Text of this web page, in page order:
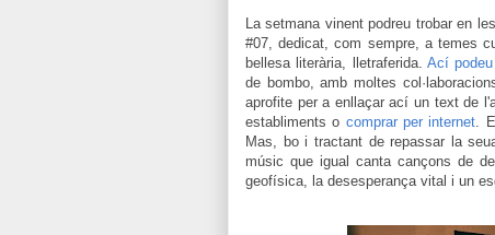
La setmana vinent podreu trobar en
#07, dedicat, com sempre, a temes
bellesa literària, lletraferida. Ací
de bombo, amb moltes
aprofite per a enllaçarací un text de
establiments o comprarper internet.
Mas, bo i tractant de repassar la
músic que igual canta cançons dede
geofísica, la desesperança vital i un